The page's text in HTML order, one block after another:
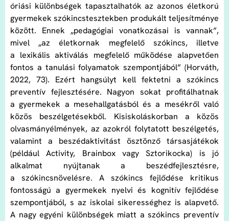
óriási különbségek tapasztalhatók az azonos életkorú
gyermekek szókincstesztekben produkált teljesítménye
között. Ennek „pedagógiai vonatkozásai is vannak”,
mivel „az életkornak megfelelő szókincs, illetve
a lexikális aktiválás megfelelő működése alapvetően
fontos a tanulási folyamatok szempontjából” (Horváth,
2022, 73). Ezért hangsúlyt kell fektetni a szókincs
preventív fejlesztésére. Nagyon sokat profitálhatnak
a gyermekek a mesehallgatásból és a mesékről való
közös beszélgetésekből. Kisiskoláskorban a közös
olvasmányélmények, az azokról folytatott beszélgetés,
valamint a beszédaktivitást ösztönző társasjátékok
(például Activity, Brainbox vagy Sztorikocka) is jó
alkalmat nyújtanak a beszédfejlesztésre,
a szókincsnövelésre. A szókincs fejlődése kritikus
fontosságú a gyermekek nyelvi és kognitív fejlődése
szempontjából, s az iskolai sikerességhez is alapvető.
A nagy egyéni különbségek miatt a szókincs preventív